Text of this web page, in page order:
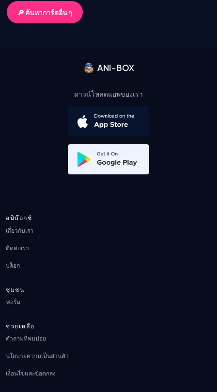
🔎 ค้นหาการ์ดอื่น ๆ
ANI-BOX
ดาวน์โหลดแอพของเรา
อนิบ๊อกช์
เกี่ยวกับเรา
ติดต่อเรา
บล็อก
ชุมชน
ฟอรั่ม
ช่วยเหลือ
คำถามที่พบบ่อย
นโยบายความเป็นส่วนตัว
เงื่อนไขและข้อตกลง